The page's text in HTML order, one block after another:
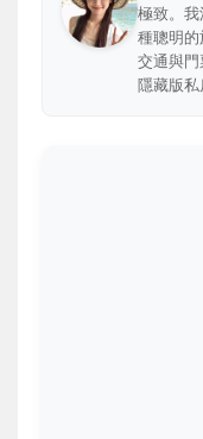
極致。
種聰明
交通與
隱藏版私